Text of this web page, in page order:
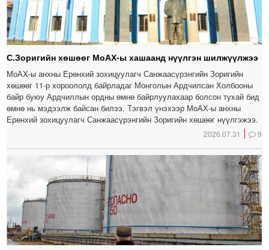
С.Зоригийн хөшөөг МоАХ-ы хашаанд нүүлгэн шилжүүлжээ
МоАХ-ы анхны Ерөнхий зохицуулагч Санжаасүрэнгийн Зоригийн
хөшөөг 11-р хороололд байрладаг Монголын Ардчилсан Холбооны
байр буюу Ардчиллын ордны өмнө байрлуулахаар болсон тухай бид
өмнө нь мэдээлж байсан билээ. Тэгвэл үнэхээр МоАХ-ы анхны
Ерөнхий зохицуулагч Санжаасүрэнгийн Зоригийн хөшөөг нүүлгэжээ.
2026.07.31 9